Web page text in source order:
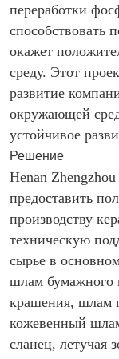
переработки
способствовать
окажет
среду. Этот
развитие
окружающей
устойчивое
Решение
Henan
предоставить
производству
техническую
сырье в
шлам бумажного
крашения, шлам
кожевенный
сланец, летучая